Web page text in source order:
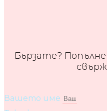
Бързате?
Вашето име